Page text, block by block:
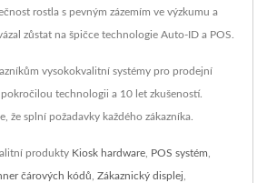
rostla s pevným zázemím ve výzkumu a
zůstat na špičce technologie Auto-ID a POS.
vysokokvalitní systémy pro prodejní
technologii a 10 let zkušeností.
že splní požadavky každého zákazníka.
produkty Kiosk hardware POS systém
čárových kódů Zákaznický displej